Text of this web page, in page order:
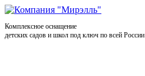
Комплексное оснащение
детских садов и школ под ключ по всей России